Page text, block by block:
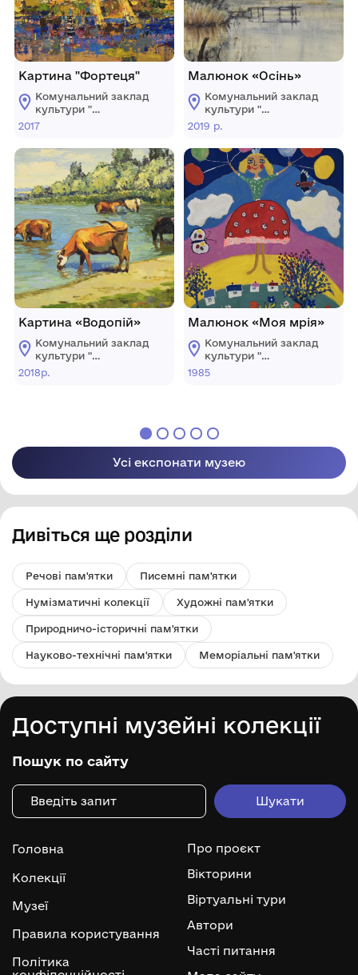
Картина "Фортеця"
Комунальний заклад
культури "
Донецький обласний
2017
Картина «Водопій»
Комунальний заклад
культури "
Донецький обласний
художній музей"
2018р.
Малюнок «Осінь»
Комунальний заклад
культури "
Донецький обласний
художній музей"
2019 р.
Малюнок «Моя мрія»
Комунальний заклад
культури "
Донецький обласний
1985
Усі експонати музею
Дивіться ще розділи
Речові пам'ятки Писемні пам'ятки
Нумізматичні колекції Художні пам'ятки
Природничо-історичні пам'ятки
Науково-технічні пам'ятки Меморіальні пам'ятки
Доступні музейні колекції
Пошук по сайту
Головна
Колекції
Музеї
Правила користування
Політика
Про проєкт
Вікторини
Віртуальні тури
Автори
Часті питання